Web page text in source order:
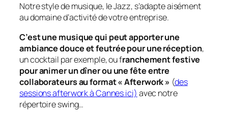
Notre style de musique, le Jazz, s’adapte aisément
au domaine d’activité de votre entreprise.
C’est une musique qui peut apporter une
ambiance douce et feutrée pour une réception,
un cocktail par exemple, ou franchement festive
pour animer un dîner ou une fête entre
collaborateurs au format « Afterwork » (des
sessions afterwork à Cannes ici) avec notre
répertoire swing…